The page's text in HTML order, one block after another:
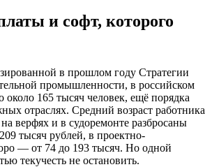
и софт, которого
в прошлом году Стратегии
промышленности, в российском
около 165 тысяч человек, ещё порядка
отраслях. Средний возраст работника
верфях и в судоремонте разбросаны
тысяч рублей, в проектно-
— от 74 до 193 тысяч. Но одной
текучесть не остановить.